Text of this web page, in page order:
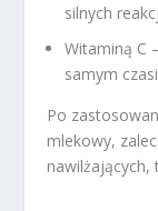
silnych
Witaminą C
samym
Po
mlekowy,
nawilżających,